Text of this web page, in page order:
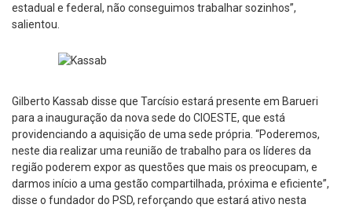
estadual e federal, não conseguimos trabalhar sozinhos”,
salientou.
Gilberto Kassab disse que Tarcísio estará presente em Barueri
para a inauguração da nova sede do CIOESTE, que está
providenciando a aquisição de uma sede própria. “Poderemos,
neste dia realizar uma reunião de trabalho para os líderes da
região poderem expor as questões que mais os preocupam, e
darmos início a uma gestão compartilhada, próxima e eficiente”,
disse o fundador do PSD, reforçando que estará ativo nesta